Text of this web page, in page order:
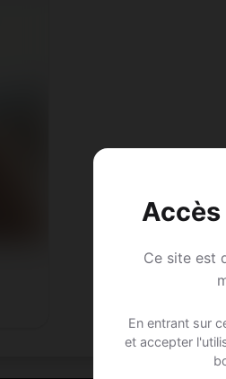
Ce site est
En entrant sur
et accepter